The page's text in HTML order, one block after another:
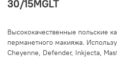
30/15MGLT
Высококачественные польские
перманетного макияжа.
Cheyenne, Defender, Inkjecta,